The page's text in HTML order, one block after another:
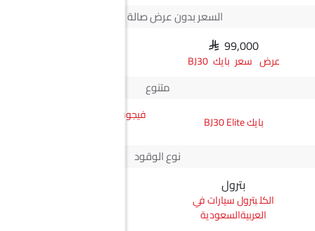
السعر بدون عرض صالة العرض*
SAR 99,000
سعر بايك BJ30
متنوع
بايك BJ30 Elite
فيجوس جي إل ناقل أوتوماتيكي
نوع الوقود
بترول
بترول سيارات في
العربيةالسعودية